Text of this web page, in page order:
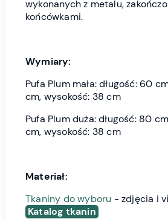
wykonanych z metalu,
końcówkami.
Wymiary:
Pufa Plum mała: długość: 60
cm, wysokość: 38 cm
Pufa Plum duża: długość: 80
cm, wysokość: 38 cm
Materiał:
Tkaniny do wyboru - zdjęcia i
Katalog tkanin